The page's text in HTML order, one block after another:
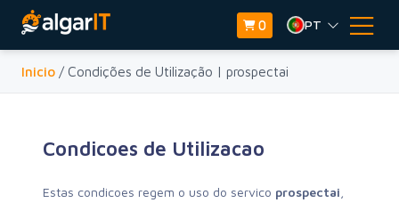
0 PT
Inicio / Condições de Utilização | prospectai
Condicoes de Utilizacao
Estas condicoes regem o uso do servico prospectai